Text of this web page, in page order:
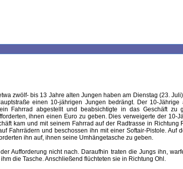
zwölf- bis 13 Jahre alten Jungen haben am Dienstag (23.
einen 10-jährigen Jungen bedrängt. Der 10-Jährige
Fahrrad abgestellt und beabsichtigte in das Geschäft zu
ihnen einen Euro zu geben. Dies verweigerte der 10-
kam und mit seinem Fahrrad auf der Radtrasse in Richtung
Fahrrädern und beschossen ihn mit einer Softair-Pistole. Auf
ihn auf, ihnen seine Umhängetasche zu geben.
Aufforderung nicht nach. Daraufhin traten die Jungs ihn,
die Tasche. Anschließend flüchteten sie in Richtung Ohl.